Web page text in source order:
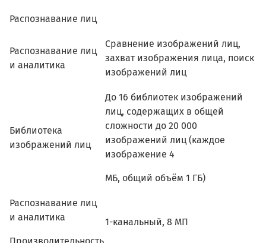
Распознавание лиц
Распознавание лиц
и аналитика
Сравнение изображений лиц,
захват изображения лица, поиск
изображений лиц
Библиотека
изображений лиц
До 16 библиотек изображений
лиц, содержащих в общей
сложности до 20 000
изображений лиц (каждое
изображение 4
МБ, общий объём 1 ГБ)
Распознавание лиц
и аналитика
1-канальный, 8 МП